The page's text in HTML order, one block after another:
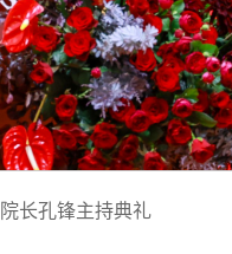
长孔锋主持典礼